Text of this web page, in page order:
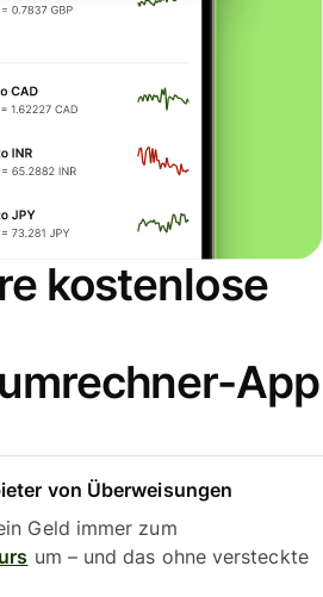
kostenlose
App
von Überweisungen
Geld immer zum
um – und das ohne versteckte